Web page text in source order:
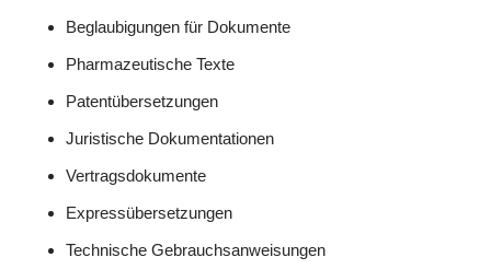
Beglaubigungen für Dokumente
Pharmazeutische Texte
Patentübersetzungen
Juristische Dokumentationen
Vertragsdokumente
Expressübersetzungen
Technische Gebrauchsanweisungen